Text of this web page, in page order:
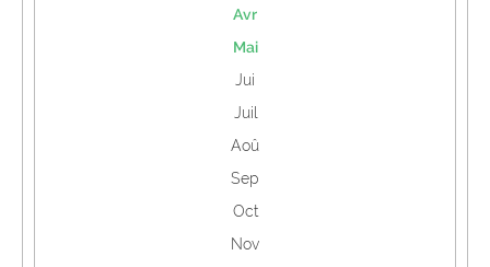
Avr
Mai
Jui
Juil
Aoû
Sep
Oct
Nov